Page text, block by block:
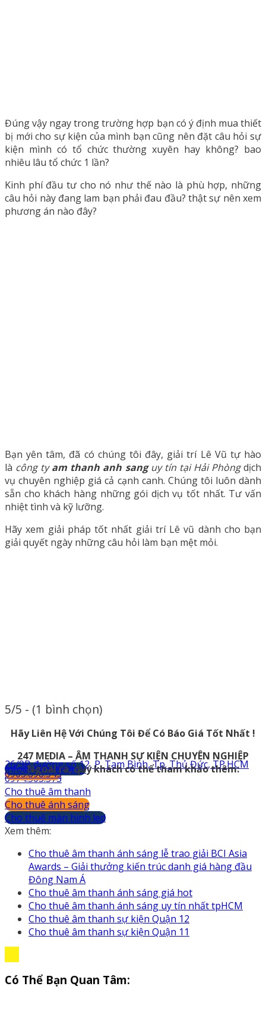
Đúng vậy ngay trong trường hợp bạn có ý định mua thiết
bị mới cho sự kiện của mình bạn cũng nên đặt câu hỏi sự
kiện mình có tổ chức thường xuyên hay không? bao
nhiêu lâu tổ chức 1 lần?
Kinh phí đầu tư cho nó như thế nào là phù hợp, những
câu hỏi này đang lam bạn phải đau đầu? thật sự nên xem
phương án nào đây?
Bạn yên tâm, đã có chúng tôi đây, giải trí Lê Vũ tự hào
là công tyam thanh anh sang uy tín tạiHải Phòngdịch
vụ chuyên nghiệp giá cả cạnh canh. Chúng tôi luôn dành
sẵn cho khách hàng những gói dịch vụ tốt nhất. Tư vấn
nhiệt tình và kỹ lưỡng.
Hãy xem giải pháp tốt nhất giải trí Lê vũ dành cho bạn
giải quyết ngày những câu hỏi làm bạn mệt mỏi.
5/5 - (1 bình chọn)
Hãy Liên Hệ Với Chúng Tôi Để Có Báo Giá Tốt Nhất !
247 MEDIA – ÂM THANH SỰ KIỆN CHUYÊN NGHIỆP
0974.503.573
0903.898.545
info@247media.vn
26/9B đường số 12, P. Tam Bình, Tp. Thủ Đức, TP.HCM
Ngoài ra, quý khách có thể tham khảo thêm:
Cho thuê âm thanh
Cho thuê ánh sáng
Cho thuê màn hình led
Xem thêm:
Cho thuê âm thanh ánh sáng lễ trao giải BCI Asia
Awards – Giải thưởng kiến trúc danh giá hàng đầu
Đông Nam Á
Cho thuê âm thanh ánh sáng giá hot
Cho thuê âm thanh ánh sáng uy tín nhất tpHCM
Cho thuê âm thanh sự kiện Quận 12
Cho thuê âm thanh sự kiện Quận 11
Có Thể Bạn Quan Tâm: